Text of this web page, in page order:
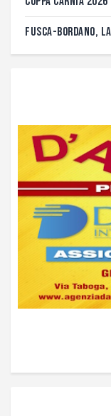
FUSCA-BORDANO,